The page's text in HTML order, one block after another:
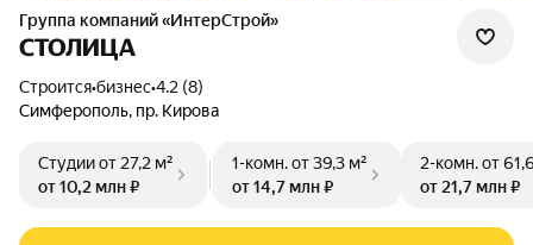
Группа компаний «ИнтерСтрой»
СТОЛИЦА
Строится•бизнес•4.2 (8)
Симферополь, пр. Кирова
Студииот 27,2 м²
от 10,2 млн ₽
1-комн.от 39,3 м²
от 14,7 млн ₽
2-комн.от
от 21,7 млн ₽